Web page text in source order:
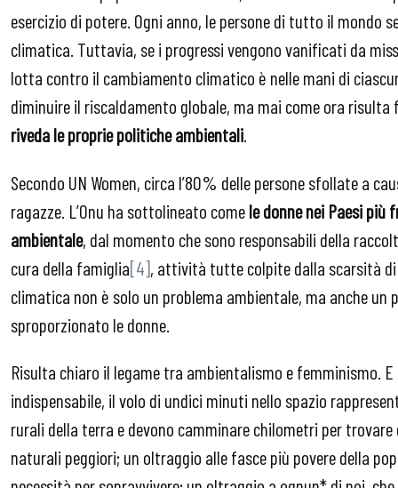
esercizio di potere. Ogni anno, le persone di tutto il mondo
climatica. Tuttavia, se i progressi vengono vanificati da
lotta contro il cambiamento climatico è nelle mani di
diminuire il riscaldamento globale, ma mai come ora
riveda le proprie politiche ambientali.
Secondo UN Women, circa l’80% delle persone sfollate a
ragazze. L’Onu ha sottolineato comele donne nei Paesi
ambientale, dal momento che sono responsabili della
cura della famiglia[4], attività tutte colpite dalla scarsità di
climatica non è solo un problema ambientale, ma anche un
sproporzionato le donne.
Risulta chiaro il legame tra ambientalismo e femminismo.
indispensabile, il volo di undici minuti nello spazio
rurali della terra e devono camminare chilometri per
naturali peggiori; un oltraggio alle fasce più povere della